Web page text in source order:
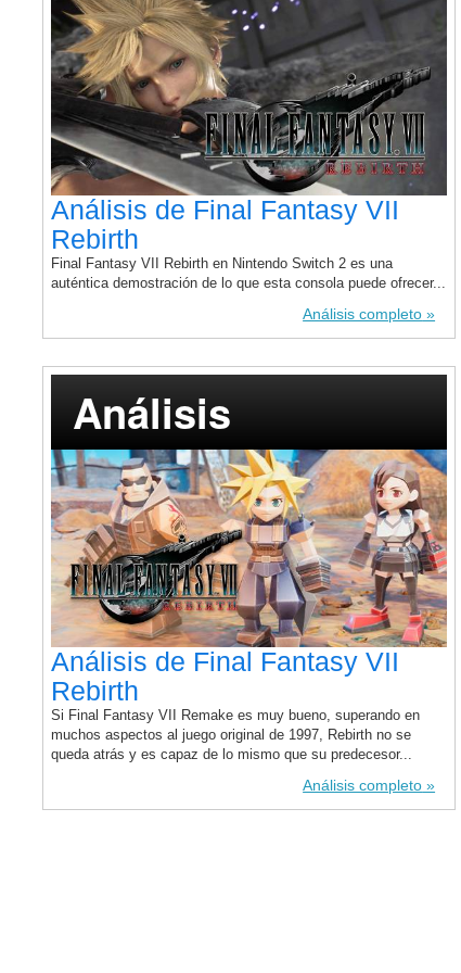
Análisis de Final Fantasy VII
Rebirth
Final Fantasy VII Rebirth en Nintendo Switch 2 es una
auténtica demostración de lo que esta consola puede ofrecer...
Análisis completo
Análisis
Análisis de Final Fantasy VII
Rebirth
Si Final Fantasy VII Remake es muy bueno, superando en
muchos aspectos al juego original de 1997, Rebirth no se
queda atrás y es capaz de lo mismo que su predecesor...
Análisis completo